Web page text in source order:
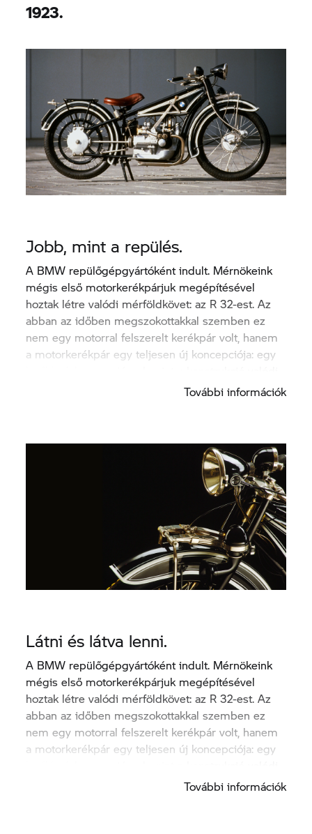
1923.
Jobb, mint a repülés.
A BMW repülőgépgyártóként indult. Mérnökeink
mégis első motorkerékpárjuk megépítésével
hoztak létre valódi mérföldkövet: az R 32-est. Az
abban az időben megszokottakkal szemben ez
nem egy motorral felszerelt kerékpár volt, hanem
a motorkerékpár egy teljesen új koncepciója: egy
További információk
Látni és látva lenni.
A BMW repülőgépgyártóként indult. Mérnökeink
mégis első motorkerékpárjuk megépítésével
hoztak létre valódi mérföldkövet: az R 32-est. Az
abban az időben megszokottakkal szemben ez
nem egy motorral felszerelt kerékpár volt, hanem
a motorkerékpár egy teljesen új koncepciója: egy
További információk